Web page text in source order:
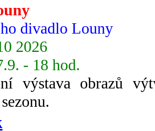
divadlo Louny
2026
- 18 hod.
výstava obrazů